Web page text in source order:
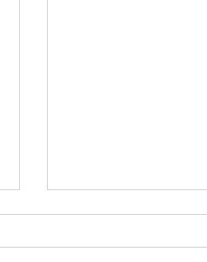
新たな在り方
体調を壊してから、強